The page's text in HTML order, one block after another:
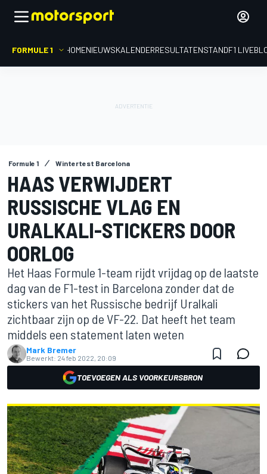
FORMULE 1 HOMENIEUWSKALENDERRESULTATENSTANDF1
Formule 1 Wintertest Barcelona
HAAS VERWIJDERT
RUSSISCHE VLAG EN
URALKALI-STICKERS DOOR
OORLOG
Het Haas Formule 1-team rijdt vrijdag op de laatste
dag van de F1-test in Barcelona zonder dat de
stickers van het Russische bedrijf Uralkali
zichtbaar zijn op de VF-22. Dat heeft het team
middels een statement laten weten
Mark Bremer
Bewerkt: 24 feb 2022, 20:09
TOEVOEGEN ALS VOORKEURSBRON